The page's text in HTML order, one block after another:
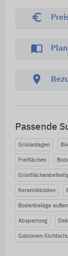
euro_symbol
import_contacts
location_on
Passende
Grünanlagen
Freiflächen
Keramikböden
Bodenbeläge außen
Absperrung
Gabionen-